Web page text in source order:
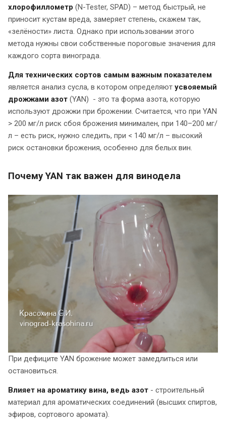
хлорофиллометр (N-Tester, SPAD) – метод быстрый, не
приносит кустам вреда, замеряет степень, скажем так,
«зелёности» листа. Однако при использовании этого
метода нужны свои собственные пороговые значения для
каждого сорта винограда.
Для технических сортов самым важным показателем
является анализ сусла, в котором определяют усвояемый
дрожжами азот (YAN) - это та форма азота, которую
используют дрожжи при брожении. Считается, что при YAN
> 200 мг/л риск сбоя брожения минимален, при 140–200 мг/
л – есть риск, нужно следить, при < 140 мг/л – высокий
риск остановки брожения, особенно для белых вин.
Почему YAN так важен для винодела
При дефиците YAN брожение может замедлиться или
остановиться.
Влияет на ароматику вина, ведь азот - строительный
материал для ароматических соединений (высших спиртов,
эфиров, сортового аромата).